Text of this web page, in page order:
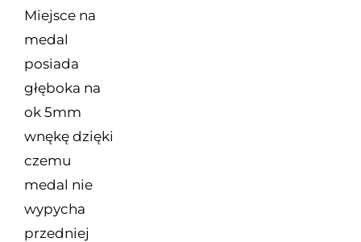
Miejsce na
medal
posiada
głęboka na
ok 5mm
wnękę dzięki
czemu
medal nie
wypycha
przedniej